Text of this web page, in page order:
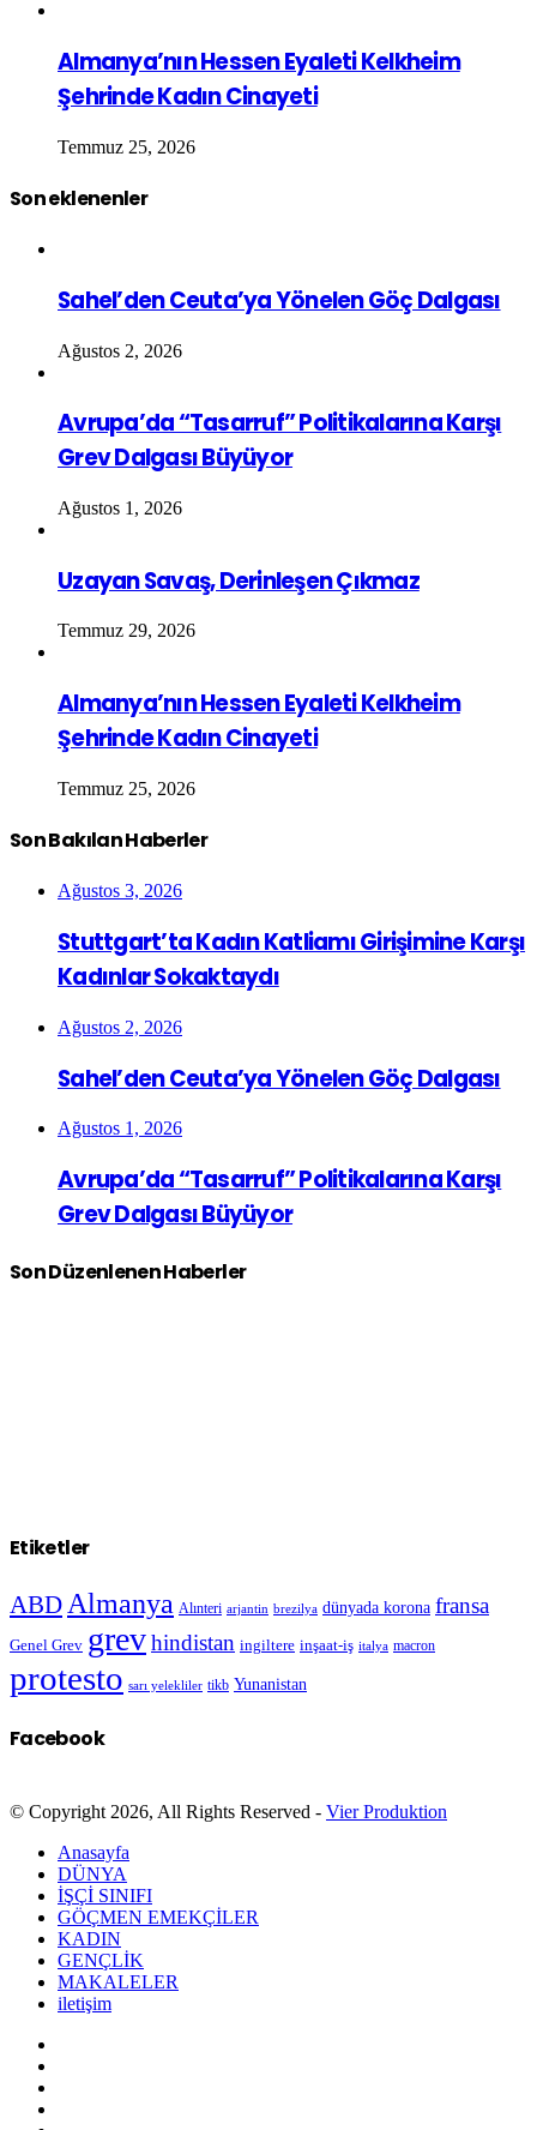
Almanya’nın Hessen Eyaleti Kelkheim
Şehrinde Kadın Cinayeti
Temmuz 25, 2026
Son eklenenler
Sahel’den Ceuta’ya Yönelen Göç Dalgası
Ağustos 2, 2026
Avrupa’da “Tasarruf” Politikalarına Karşı
Grev Dalgası Büyüyor
Ağustos 1, 2026
Uzayan Savaş, Derinleşen Çıkmaz
Temmuz 29, 2026
Almanya’nın Hessen Eyaleti Kelkheim
Şehrinde Kadın Cinayeti
Temmuz 25, 2026
Son Bakılan Haberler
Ağustos 3, 2026
Stuttgart’ta Kadın Katliamı Girişimine Karşı
Kadınlar Sokaktaydı
Ağustos 2, 2026
Sahel’den Ceuta’ya Yönelen Göç Dalgası
Ağustos 1, 2026
Avrupa’da “Tasarruf” Politikalarına Karşı
Grev Dalgası Büyüyor
Son Düzenlenen Haberler
Etiketler
ABD Almanya Alınteri arjantin brezilya dünyada korona fransa
Genel Grev grevhindistan ingiltere inşaat-iş italya macron
protesto sarı yelekliler tikb Yunanistan
Facebook
© Copyright 2026, All Rights Reserved - Vier Produktion
Anasayfa
DÜNYA
İŞÇİ SINIFI
GÖÇMEN EMEKÇİLER
KADIN
GENÇLİK
MAKALELER
iletişim